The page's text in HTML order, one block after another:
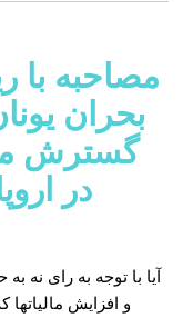
مصاحبه با
بحران
گسترش
در
آیا با توجه به رای نه
و افزایش